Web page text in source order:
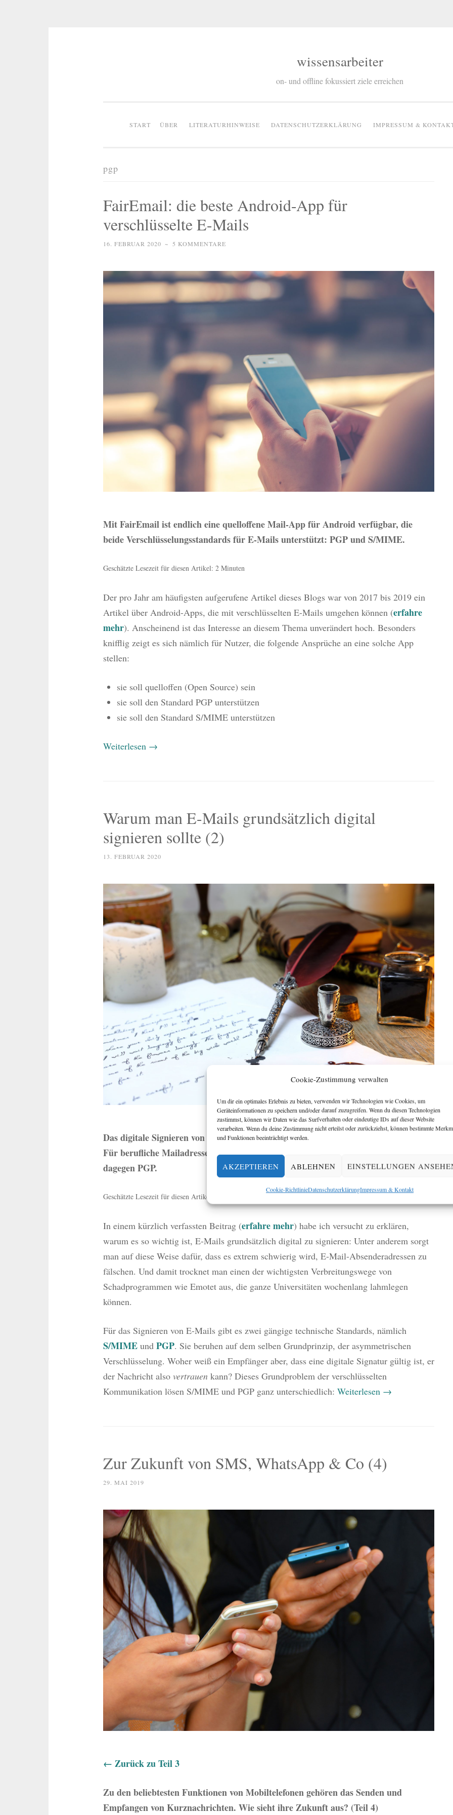
Cookie-Zustimmung verwalten
Um dir ein optimales Erlebnis zu bieten, verwenden wir Technologien wie Cookies, um
Geräteinformationen zu speichern und/oder darauf zuzugreifen. Wenn du diesen Technologien
zustimmst, können wir Daten wie das Surfverhalten oder eindeutige IDs auf dieser Website
verarbeiten. Wenn du deine Zustimmung nicht erteilst oder zurückziehst, können bestimmte
und Funktionen beeinträchtigt werden.
AKZEPTIEREN ABLEHNEN EINSTELLUNGEN
Cookie-RichtlinieDatenschutzerklärungImpressum & Kontakt
wissensarbeiter
on- und offline fokussiert ziele erreichen
START ÜBER LITERATURHINWEISE DATENSCHUTZERKLÄRUNG IMPRESSUM &
pgp
FairEmail: die beste Android-App für
verschlüsselte E-Mails
16. FEBRUAR 2020 ~ 5 KOMMENTARE
Mit FairEmail ist endlich eine quelloffene Mail-App für Android verfügbar, die
beide Verschlüsselungsstandards für E-Mails unterstützt: PGP und S/MIME.
Geschätzte Lesezeit für diesen Artikel: 2 Minuten
Der pro Jahr am häufigsten aufgerufene Artikel dieses Blogs war von 2017 bis 2019 ein
Artikel über Android-Apps, die mit verschlüsselten E-Mails umgehen können (erfahre
mehr). Anscheinend ist das Interesse an diesem Thema unverändert hoch. Besonders
knifflig zeigt es sich nämlich für Nutzer, die folgende Ansprüche an eine solche App
stellen:
sie soll quelloffen (Open Source) sein
sie soll den Standard PGP unterstützen
sie soll den Standard S/MIME unterstützen
Weiterlesen →
Warum man E-Mails grundsätzlich digital
signieren sollte (2)
13. FEBRUAR 2020
Das digitale Signieren von E-Mails ist ein sehr guter Schutz gegen Schadsoftware.
Für berufliche Mailadressen ist der Standard S/MIME zu empfehlen, für private
dagegen PGP.
Geschätzte Lesezeit für diesen Artikel: 4 Minuten
In einem kürzlich verfassten Beitrag (erfahre mehr) habe ich versucht zu erklären,
warum es so wichtig ist, E-Mails grundsätzlich digital zu signieren: Unter anderem sorgt
man auf diese Weise dafür, dass es extrem schwierig wird, E-Mail-Absenderadressen zu
fälschen. Und damit trocknet man einen der wichtigsten Verbreitungswege von
Schadprogrammen wie Emotet aus, die ganze Universitäten wochenlang lahmlegen
können.
Für das Signieren von E-Mails gibt es zwei gängige technische Standards, nämlich
S/MIMEund PGP. Sie beruhen auf dem selben Grundprinzip, der asymmetrischen
Verschlüsselung. Woher weiß ein Empfänger aber, dass eine digitale Signatur gültig ist, er
der Nachricht also vertrauenkann? Dieses Grundproblem der verschlüsselten
Kommunikation lösen S/MIME und PGP ganz unterschiedlich: Weiterlesen →
Zur Zukunft von SMS, WhatsApp & Co (4)
29. MAI 2019
← Zurück zu Teil 3
Zu den beliebtesten Funktionen von Mobiltelefonen gehören das Senden und
Empfangen von Kurznachrichten. Wie sieht ihre Zukunft aus? (Teil 4)